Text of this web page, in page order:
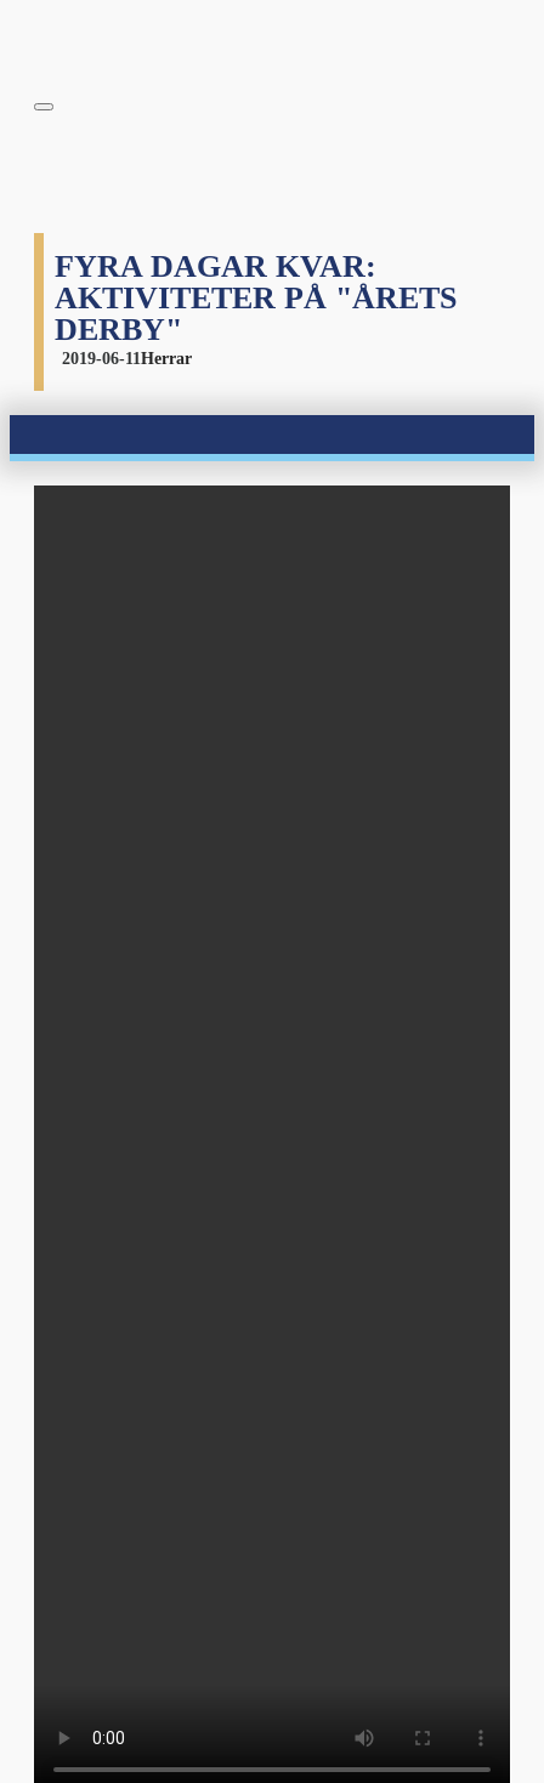
FYRA DAGAR KVAR:
AKTIVITETER PÅ "ÅRETS
DERBY"
2019-06-11Herrar